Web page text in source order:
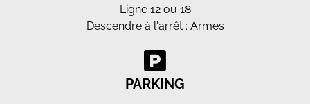
Ligne 12 ou 18
Descendre à l'arrêt : Armes
PARKING